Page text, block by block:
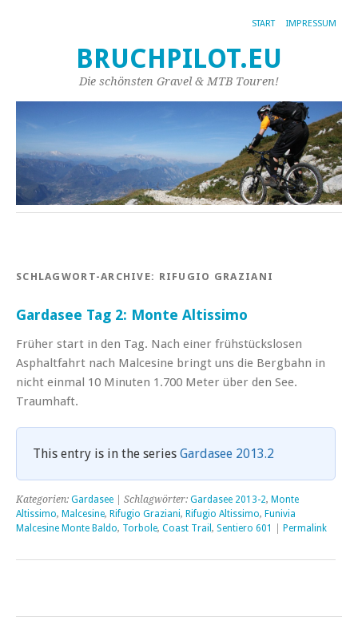
START IMPRESSUM
BRUCHPILOT.EU
Die schönsten Gravel & MTB Touren!
SCHLAGWORT-ARCHIVE: RIFUGIO GRAZIANI
Gardasee Tag 2: Monte Altissimo
Früher start in den Tag. Nach einer frühstückslosen
Asphaltfahrt nach Malcesine bringt uns die Bergbahn in
nicht einmal 10 Minuten 1.700 Meter über den See.
Traumhaft.
This entry is in the series Gardasee 2013.2
Kategorien: Gardasee | Schlagwörter: Gardasee 2013-2, Monte
Altissimo, Malcesine, Rifugio Graziani, Rifugio Altissimo, Funivia
Malcesine Monte Baldo, Torbole, Coast Trail , Sentiero 601 Permalink